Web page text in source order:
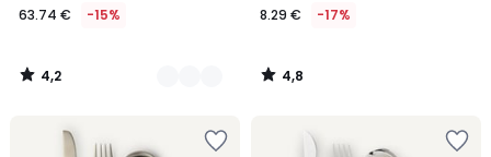
63.74 € -15%
4,2
/
8.29 € -17%
4,8
/